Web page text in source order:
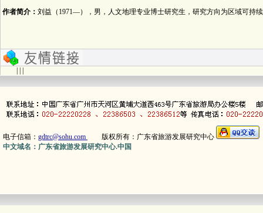
作者简介： 刘益（1971—），男，人文地理专业博士研究生，研究方向为区域可持
电子信箱： gdtrc@sohu.com 版权所有：广东省旅游发展研究中心
中文域名：广东省旅游发展研究中心.中国